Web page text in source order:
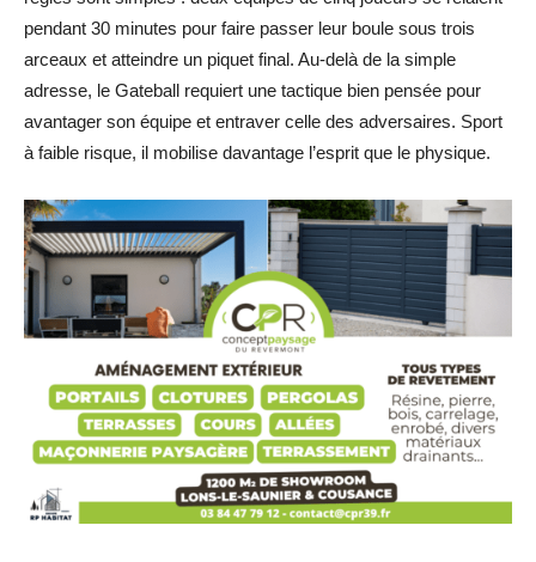
pendant 30 minutes pour faire passer leur boule sous trois
arceaux et atteindre un piquet final. Au-delà de la simple
adresse, le Gateball requiert une tactique bien pensée pour
avantager son équipe et entraver celle des adversaires. Sport
à faible risque, il mobilise davantage l’esprit que le physique.